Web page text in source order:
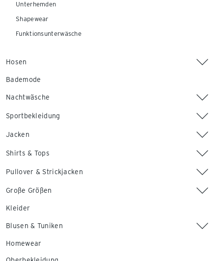
Unterhemden
Shapewear
Funktionsunterwäsche
Hosen
Bademode
Nachtwäsche
Sportbekleidung
Jacken
Shirts & Tops
Pullover & Strickjacken
Große Größen
Kleider
Blusen & Tuniken
Homewear